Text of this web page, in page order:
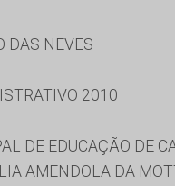
DAS NEVES
2010
DE EDUCAÇÃO DE
AMENDOLA DA